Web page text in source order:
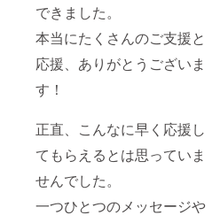
できました。
本当にたくさんのご支援と
応援、ありがとうございま
す！
正直、こんなに早く応援し
てもらえるとは思っていま
せんでした。
一つひとつのメッセージや